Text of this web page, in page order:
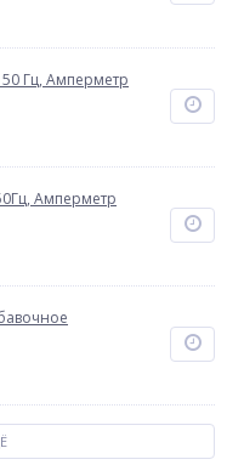
Гц, Амперметр
Амперметр